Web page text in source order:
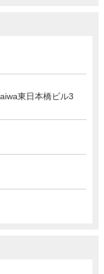
東日本橋ビル3